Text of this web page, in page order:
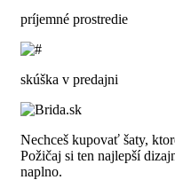
príjemné prostredie
skúška v predajni
Nechceš kupovať šaty,
Požičaj si ten najlepší
naplno.